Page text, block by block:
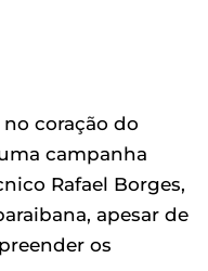
coração do
campanha
Rafael Borges,
apesar de
os